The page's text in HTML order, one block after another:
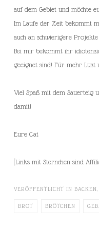
auf dem Gebiet und möchte
Im Laufe der Zeit bekommt
auch an schwierigere
Bei mir bekommt ihr
geeignet sind! Für mehr Lust
Viel Spaß mit dem Sauerteig
damit!
Eure Cat
[Links mit Sternchen sind
VERÖFFENTLICHT IN BACKEN
BROT BRÖTCHEN